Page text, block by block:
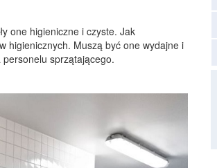
one higieniczne i czyste. Jak
higienicznych. Muszą być one wydajne i
sprzątającego.